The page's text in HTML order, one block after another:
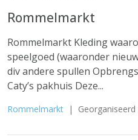
Rommelmarkt
Rommelmarkt Kleding
speelgoed (waaronder
div andere spullen
Caty’s pakhuis Deze...
Rommelmarkt | Georganiseerd